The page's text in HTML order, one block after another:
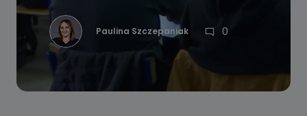
Paulina Szczepaniak 0